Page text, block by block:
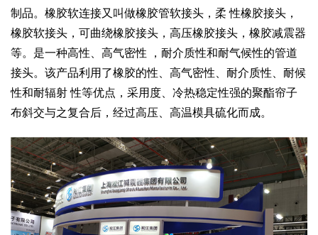
制品。橡胶软连接又叫做橡胶管软接头，柔 性橡胶接头，
橡胶软接头，可曲绕橡胶接头，高压橡胶接头，橡胶减震器
等。是一种高性、高气密性 ，耐介质性和耐气候性的管道
接头。该产品利用了橡胶的性、高气密性、耐介质性、耐候
性和耐辐射 性等优点，采用度、冷热稳定性强的聚酯帘子
布斜交与之复合后，经过高压、高温模具硫化而成。